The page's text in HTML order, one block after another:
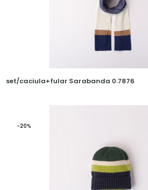
set/caciula+fular Sarabanda 0.7876
-20%